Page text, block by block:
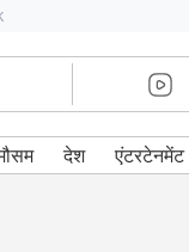
देश एंटरटेनमेंट